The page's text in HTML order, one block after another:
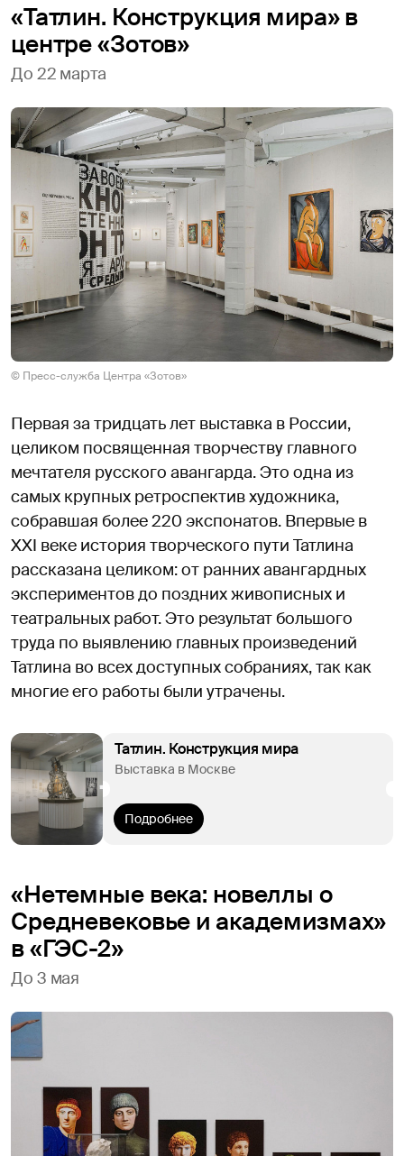
«Татлин. Конструкция мира» в
центре «Зотов»
До 22 марта
© Пресс-служба Центра «Зотов»
Первая за тридцать лет выставка в России,
целиком посвященная творчеству главного
мечтателя русского авангарда. Это одна из
самых крупных ретроспектив художника,
собравшая более 220 экспонатов. Впервые в
XXI веке история творческого пути Татлина
рассказана целиком: от ранних авангардных
экспериментов до поздних живописных и
театральных работ. Это результат большого
труда по выявлению главных произведений
Татлина во всех доступных собраниях, так как
многие его работы были утрачены.
Татлин. Конструкция мира
Выставка в Москве
Подробнее
«Нетемные века: новеллы о
Средневековье и академизмах»
в «ГЭС-2»
До 3 мая